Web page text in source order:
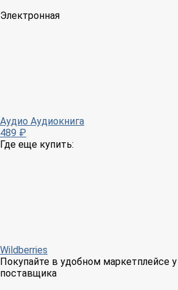
Электронная
Аудио Аудиокнига
489 ₽
Где еще купить:
Wildberries
Покупайте в удобном маркетплейсе
поставщика